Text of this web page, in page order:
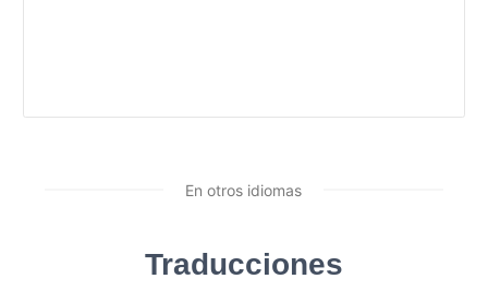
En otros idiomas
Traducciones